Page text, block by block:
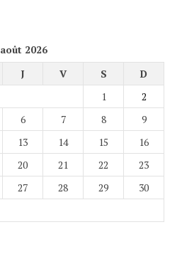
août 2026
J V S
D
1
2
6 7 8
9
13 14 15
16
20 21 22
23
27 28 29
30